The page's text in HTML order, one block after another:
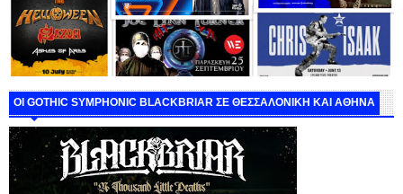
ΟΙ GOTHIC SYMPHONIC BLACKBRIAR ΣΕ ΘΕΣΣΑΛΟΝΙΚΗ ΚΑΙ ΑΘΗΝΑ